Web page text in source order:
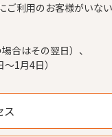
ご利用のお客様がいな
合はその翌日）、
1月4日）
ス